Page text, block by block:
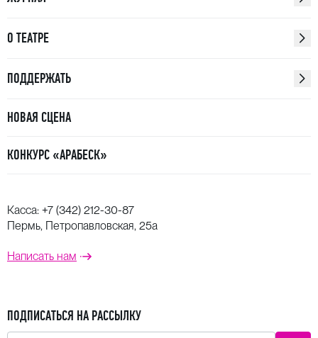
О ТЕАТРЕ
ПОДДЕРЖАТЬ
НОВАЯ СЦЕНА
КОНКУРС «АРАБЕСК»
Касса: +7 (342) 212-30-87
Пермь, Петропавловская, 25а
Написать нам
ПОДПИСАТЬСЯ НА РАССЫЛКУ